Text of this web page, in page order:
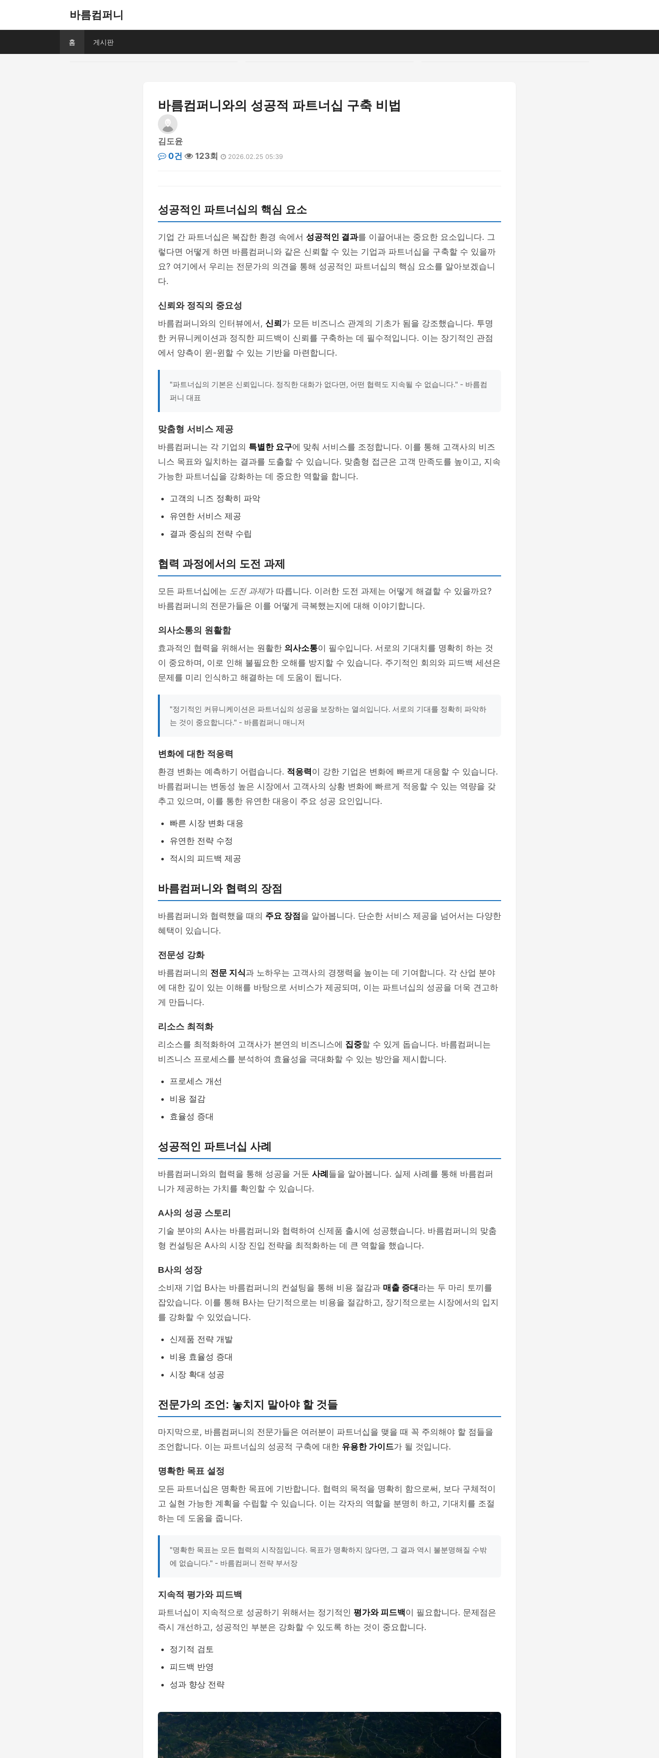
바름컴퍼니
홈 게시판
바름컴퍼니와의 성공적 파트너십 구축 비법
김도윤
0건
123회 2026.02.25 05:39
성공적인 파트너십의 핵심 요소
기업 간 파트너십은 복잡한 환경 속에서 성공적인 결과를 이끌어내는 중요한 요소입니다. 그
렇다면 어떻게 하면 바름컴퍼니와 같은 신뢰할 수 있는 기업과 파트너십을 구축할 수 있을까
요? 여기에서 우리는 전문가의 의견을 통해 성공적인 파트너십의 핵심 요소를 알아보겠습니
다.
신뢰와 정직의 중요성
바름컴퍼니와의 인터뷰에서, 신뢰 가 모든 비즈니스 관계의 기초가 됨을 강조했습니다. 투명
한 커뮤니케이션과 정직한 피드백이 신뢰를 구축하는 데 필수적입니다. 이는 장기적인 관점
에서 양측이 윈-윈할 수 있는 기반을 마련합니다.
"파트너십의 기본은 신뢰입니다. 정직한 대화가 없다면, 어떤 협력도 지속될 수 없습니다." - 바름컴
퍼니 대표
맞춤형 서비스 제공
바름컴퍼니는 각 기업의 특별한 요구에 맞춰 서비스를 조정합니다. 이를 통해 고객사의 비즈
니스 목표와 일치하는 결과를 도출할 수 있습니다. 맞춤형 접근은 고객 만족도를 높이고, 지속
가능한 파트너십을 강화하는 데 중요한 역할을 합니다.
고객의 니즈 정확히 파악
유연한 서비스 제공
결과 중심의 전략 수립
협력 과정에서의 도전 과제
모든 파트너십에는 도전 과제가 따릅니다. 이러한 도전 과제는 어떻게 해결할 수 있을까요?
바름컴퍼니의 전문가들은 이를 어떻게 극복했는지에 대해 이야기합니다.
의사소통의 원활함
효과적인 협력을 위해서는 원활한 의사소통이 필수입니다. 서로의 기대치를 명확히 하는 것
이 중요하며, 이로 인해 불필요한 오해를 방지할 수 있습니다. 주기적인 회의와 피드백 세션은
문제를 미리 인식하고 해결하는 데 도움이 됩니다.
"정기적인 커뮤니케이션은 파트너십의 성공을 보장하는 열쇠입니다. 서로의 기대를 정확히 파악하
는 것이 중요합니다." - 바름컴퍼니 매니저
변화에 대한 적응력
환경 변화는 예측하기 어렵습니다. 적응력이 강한 기업은 변화에 빠르게 대응할 수 있습니다.
바름컴퍼니는 변동성 높은 시장에서 고객사의 상황 변화에 빠르게 적응할 수 있는 역량을 갖
추고 있으며, 이를 통한 유연한 대응이 주요 성공 요인입니다.
빠른 시장 변화 대응
유연한 전략 수정
적시의 피드백 제공
바름컴퍼니와 협력의 장점
바름컴퍼니와 협력했을 때의 주요 장점을 알아봅니다. 단순한 서비스 제공을 넘어서는 다양한
혜택이 있습니다.
전문성 강화
바름컴퍼니의 전문 지식과 노하우는 고객사의 경쟁력을 높이는 데 기여합니다. 각 산업 분야
에 대한 깊이 있는 이해를 바탕으로 서비스가 제공되며, 이는 파트너십의 성공을 더욱 견고하
게 만듭니다.
리소스 최적화
리소스를 최적화하여 고객사가 본연의 비즈니스에 집중할 수 있게 돕습니다. 바름컴퍼니는
비즈니스 프로세스를 분석하여 효율성을 극대화할 수 있는 방안을 제시합니다.
프로세스 개선
비용 절감
효율성 증대
성공적인 파트너십 사례
바름컴퍼니와의 협력을 통해 성공을 거둔 사례 들을 알아봅니다. 실제 사례를 통해 바름컴퍼
니가 제공하는 가치를 확인할 수 있습니다.
A사의 성공 스토리
기술 분야의 A사는 바름컴퍼니와 협력하여 신제품 출시에 성공했습니다. 바름컴퍼니의 맞춤
형 컨설팅은 A사의 시장 진입 전략을 최적화하는 데 큰 역할을 했습니다.
B사의 성장
소비재 기업 B사는 바름컴퍼니의 컨설팅을 통해 비용 절감과 매출 증대 라는 두 마리 토끼를
잡았습니다. 이를 통해 B사는 단기적으로는 비용을 절감하고, 장기적으로는 시장에서의 입지
를 강화할 수 있었습니다.
신제품 전략 개발
비용 효율성 증대
시장 확대 성공
전문가의 조언: 놓치지 말아야 할 것들
마지막으로, 바름컴퍼니의 전문가들은 여러분이 파트너십을 맺을 때 꼭 주의해야 할 점들을
조언합니다. 이는 파트너십의 성공적 구축에 대한 유용한 가이드가 될 것입니다.
명확한 목표 설정
모든 파트너십은 명확한 목표에 기반합니다. 협력의 목적을 명확히 함으로써, 보다 구체적이
고 실현 가능한 계획을 수립할 수 있습니다. 이는 각자의 역할을 분명히 하고, 기대치를 조절
하는 데 도움을 줍니다.
"명확한 목표는 모든 협력의 시작점입니다. 목표가 명확하지 않다면, 그 결과 역시 불분명해질 수밖
에 없습니다." - 바름컴퍼니 전략 부서장
지속적 평가와 피드백
파트너십이 지속적으로 성공하기 위해서는 정기적인 평가와 피드백이 필요합니다. 문제점은
즉시 개선하고, 성공적인 부분은 강화할 수 있도록 하는 것이 중요합니다.
정기적 검토
피드백 반영
성과 향상 전략